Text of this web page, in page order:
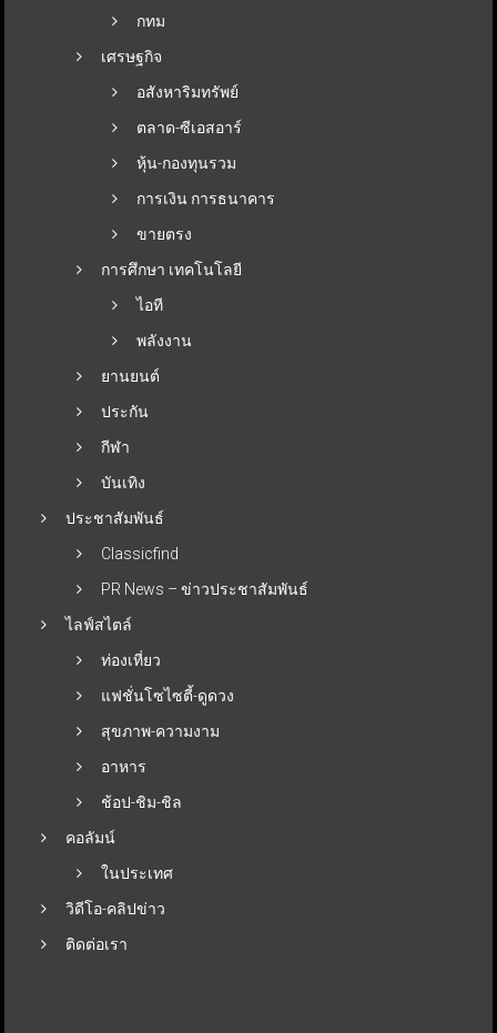
กทม
เศรษฐกิจ
อสังหาริมทรัพย์
ตลาด-ซีเอสอาร์
หุ้น-กองทุนรวม
การเงิน การธนาคาร
ขายตรง
การศึกษา เทคโนโลยี
ไอที
พลังงาน
ยานยนต์
ประกัน
กีฬา
บันเทิง
ประชาสัมพันธ์
Classicfind
PR News – ข่าวประชาสัมพันธ์
ไลฟ์สไตล์
ท่องเที่ยว
แฟชั่นโซไซตี้-ดูดวง
สุขภาพ-ความงาม
อาหาร
ช้อป-ชิม-ชิล
คอลัมน์
ในประเทศ
วิดีโอ-คลิปข่าว
ติดต่อเรา